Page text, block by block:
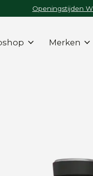
(NL) Openingstijden
Merken